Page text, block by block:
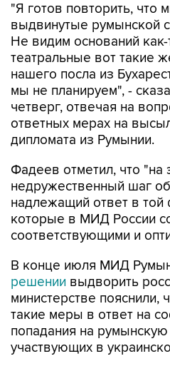
"Я готов повторить, что
выдвинутые румынской
Не видим оснований
театральные вот такие
нашего посла из
мы не планируем", -
четверг, отвечая на
ответных мерах на
дипломата из Румынии.
Фадеев отметил, что "на
недружественный шаг
надлежащий ответ в
которые в МИД России
соответствующими и
В конце июля МИД
решении выдворить
министерстве пояснили,
такие меры в ответ на
попадания на
участвующих в